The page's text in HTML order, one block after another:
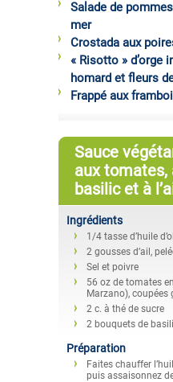
Salade de
mer
Crostada aux
« Risotto » d’orge
homard et fleurs
Frappé aux
Sauce
aux tomates,
basilic et à
Ingrédients
1/4 tasse d’huile
2 gousses d’ail,
Sel et poivre
56 oz de tomates
Marzano), coupées
2 c. à thé de sucre
2 bouquets de
Préparation
Faites chauffer
puis assaisonnez